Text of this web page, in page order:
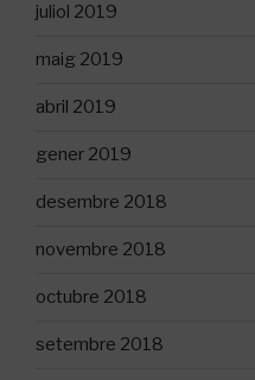
juliol 2019
maig 2019
abril 2019
gener 2019
desembre 2018
novembre 2018
octubre 2018
setembre 2018